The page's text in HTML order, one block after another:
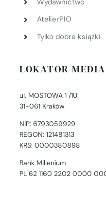
AtelierPIO
Tylko dobre książki
LOKATOR
ul. MOSTOWA 1 /1U
31-061 Kraków
NIP: 6793059929
REGON: 121481313
KRS: 0000380898
Bank Millenium
PL 62 1160 2202 0000